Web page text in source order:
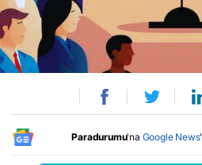
Paradurumu'na Google News